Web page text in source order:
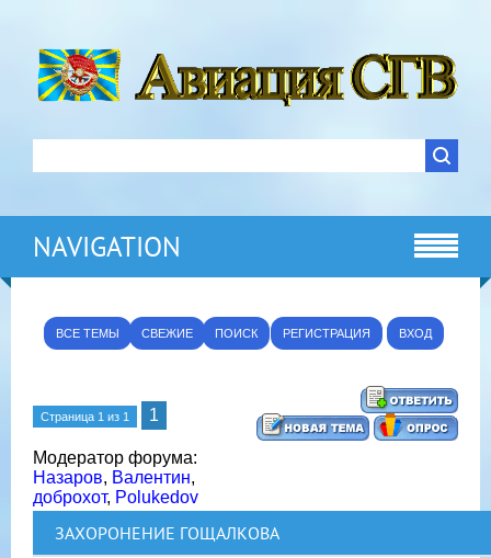
NAVIGATION
ВСЕ ТЕМЫ СВЕЖИЕ ПОИСК РЕГИСТРАЦИЯ ВХОД
Страница 1 из 1 1
Модератор форума:
Назаров, Валентин,
доброхот, Polukedov
ЗАХОРОНЕНИЕ ГОЩАЛКОВА